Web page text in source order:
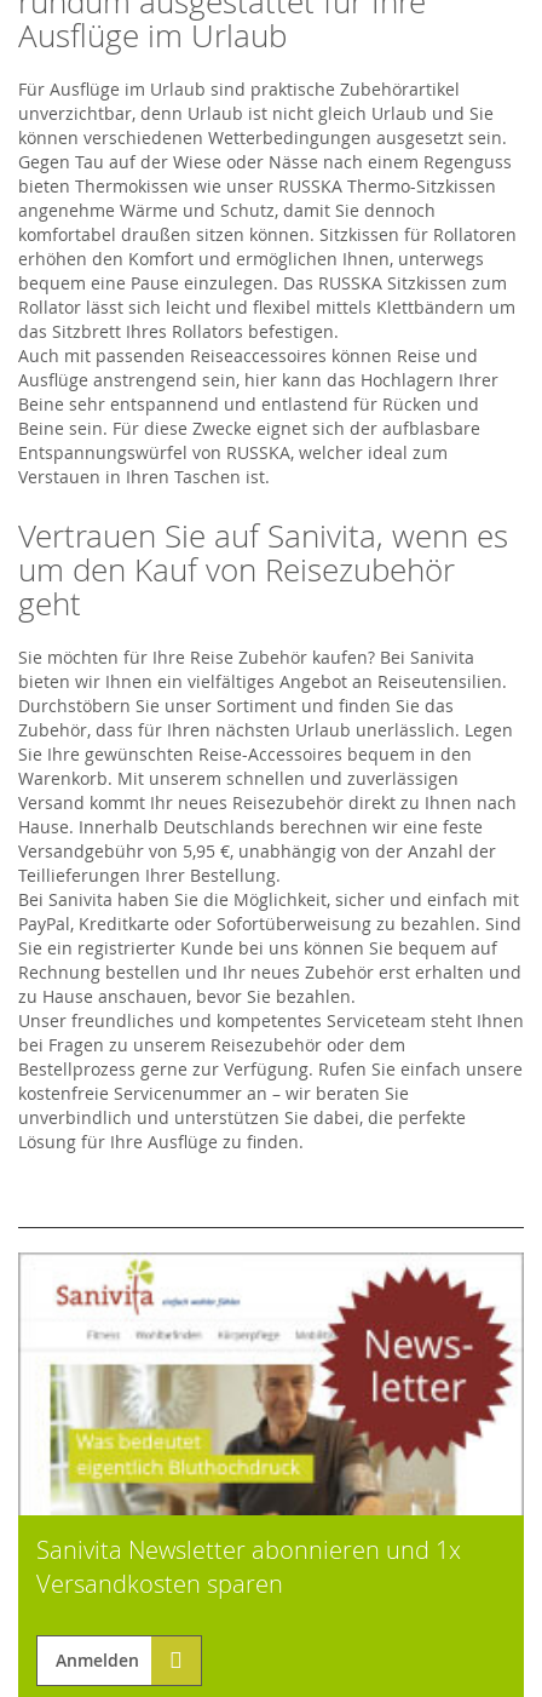
Sanivita Newsletter abonnieren und 1x
Versandkosten sparen
Anmelden
Ausflüge im Urlaub
Für Ausflüge im Urlaub sind praktische Zubehörartikel
unverzichtbar, denn Urlaub ist nicht gleich Urlaub und Sie
können verschiedenen Wetterbedingungen ausgesetzt sein.
Gegen Tau auf der Wiese oder Nässe nach einem Regenguss
bieten Thermokissen wie unser RUSSKA Thermo-Sitzkissen
angenehme Wärme und Schutz, damit Sie dennoch
komfortabel draußen sitzen können. Sitzkissen für Rollatoren
erhöhen den Komfort und ermöglichen Ihnen, unterwegs
bequem eine Pause einzulegen. Das RUSSKA Sitzkissen zum
Rollator lässt sich leicht und flexibel mittels Klettbändern um
das Sitzbrett Ihres Rollators befestigen.
Auch mit passenden Reiseaccessoires können Reise und
Ausflüge anstrengend sein, hier kann das Hochlagern Ihrer
Beine sehr entspannend und entlastend für Rücken und
Beine sein. Für diese Zwecke eignet sich der aufblasbare
Entspannungswürfel von RUSSKA, welcher ideal zum
Verstauen in Ihren Taschen ist.
Vertrauen Sie auf Sanivita, wenn es
um den Kauf von Reisezubehör
geht
Sie möchten für Ihre Reise Zubehör kaufen? Bei Sanivita
bieten wir Ihnen ein vielfältiges Angebot an Reiseutensilien.
Durchstöbern Sie unser Sortiment und finden Sie das
Zubehör, dass für Ihren nächsten Urlaub unerlässlich. Legen
Sie Ihre gewünschten Reise-Accessoires bequem in den
Warenkorb. Mit unserem schnellen und zuverlässigen
Versand kommt Ihr neues Reisezubehör direkt zu Ihnen nach
Hause. Innerhalb Deutschlands berechnen wir eine feste
Versandgebühr von 5,95 €, unabhängig von der Anzahl der
Teillieferungen Ihrer Bestellung.
Bei Sanivita haben Sie die Möglichkeit, sicher und einfach mit
PayPal, Kreditkarte oder Sofortüberweisung zu bezahlen. Sind
Sie ein registrierter Kunde bei uns können Sie bequem auf
Rechnung bestellen und Ihr neues Zubehör erst erhalten und
zu Hause anschauen, bevor Sie bezahlen.
Unser freundliches und kompetentes Serviceteam steht Ihnen
bei Fragen zu unserem Reisezubehör oder dem
Bestellprozess gerne zur Verfügung. Rufen Sie einfach unsere
kostenfreie Servicenummer an – wir beraten Sie
unverbindlich und unterstützen Sie dabei, die perfekte
Lösung für Ihre Ausflüge zu finden.